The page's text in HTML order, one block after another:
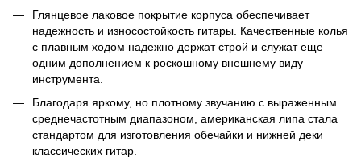
Глянцевое лаковое покрытие корпуса обеспечивает
надежность и износостойкость гитары. Качественные колья
с плавным ходом надежно держат строй и служат еще
одним дополнением к роскошному внешнему виду
инструмента.
Благодаря яркому, но плотному звучанию с выраженным
среднечастотным диапазоном, американская липа стала
стандартом для изготовления обечайки и нижней деки
классических гитар.